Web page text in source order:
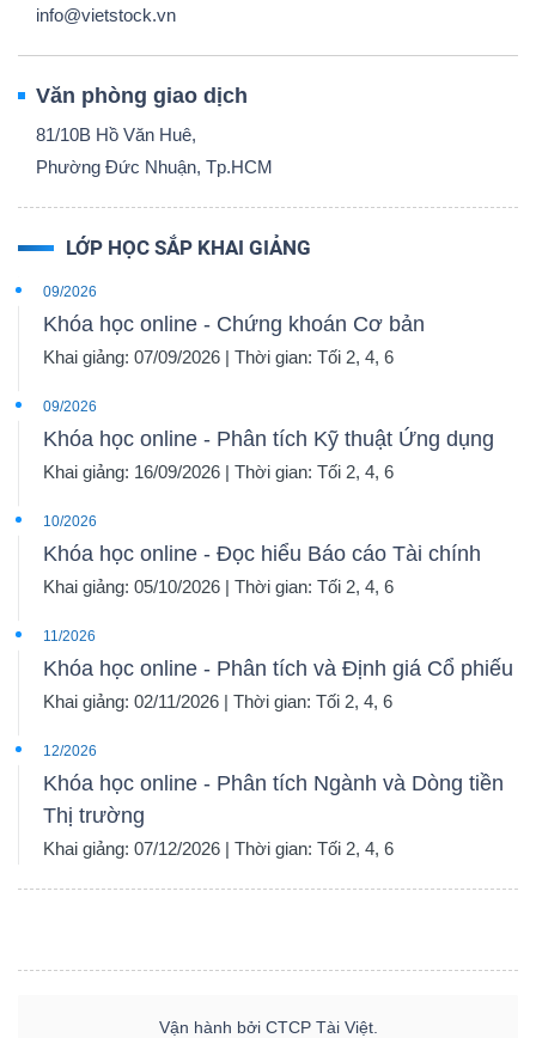
info@vietstock.vn
Văn phòng giao dịch
81/10B Hồ Văn Huê,
Phường Đức Nhuận, Tp.HCM
LỚP HỌC SẮP KHAI GIẢNG
09/2026
Khóa học online - Chứng khoán Cơ bản
Khai giảng: 07/09/2026 | Thời gian: Tối 2, 4, 6
09/2026
Khóa học online - Phân tích Kỹ thuật Ứng dụng
Khai giảng: 16/09/2026 | Thời gian: Tối 2, 4, 6
10/2026
Khóa học online - Đọc hiểu Báo cáo Tài chính
Khai giảng: 05/10/2026 | Thời gian: Tối 2, 4, 6
11/2026
Khóa học online - Phân tích và Định giá Cổ phiếu
Khai giảng: 02/11/2026 | Thời gian: Tối 2, 4, 6
12/2026
Khóa học online - Phân tích Ngành và Dòng tiền
Thị trường
Khai giảng: 07/12/2026 | Thời gian: Tối 2, 4, 6
Vận hành bởi CTCP Tài Việt.